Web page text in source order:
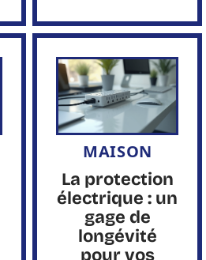
MAISON
La protection
électrique : un
gage de
longévité
pour vos